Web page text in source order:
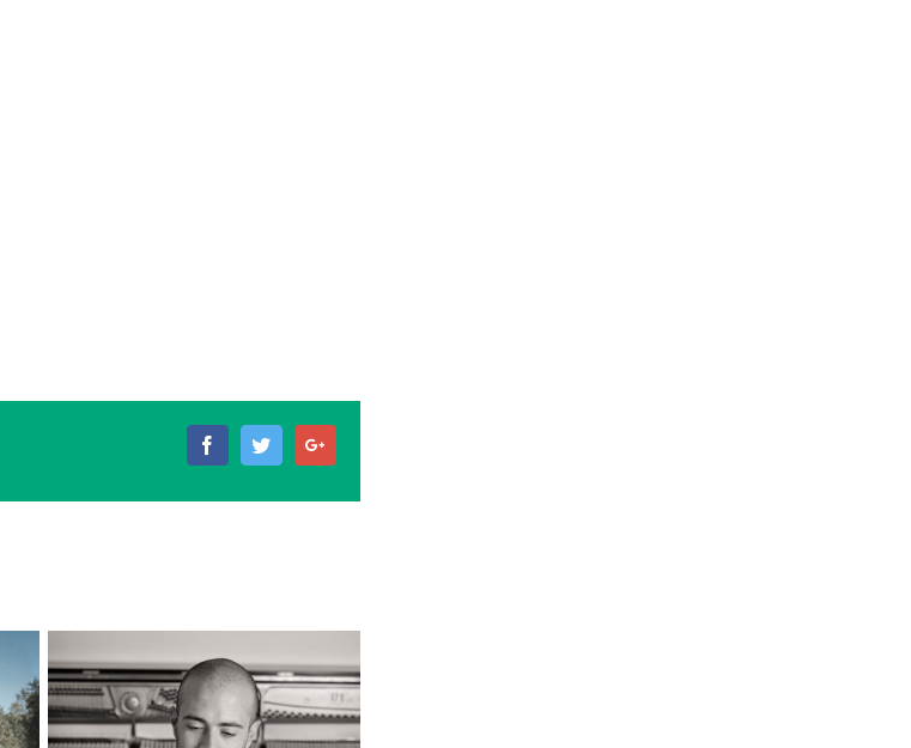
FacebookTwitter